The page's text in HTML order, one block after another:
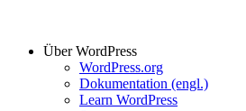
Über WordPress
WordPress.org
Dokumentation (engl.)
Learn WordPress